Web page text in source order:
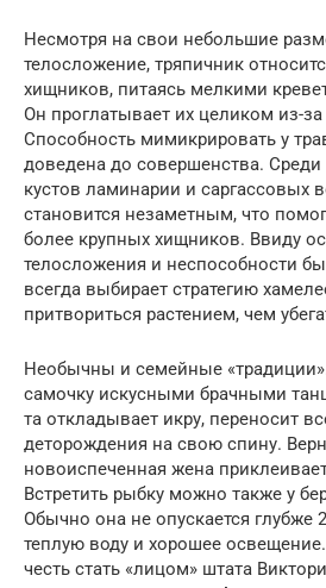
Несмотря на свои небольшие
телосложение, тряпичник
хищников, питаясь мелкими
Он проглатывает их целиком из-за
Способность мимикрировать у
доведена до совершенства.
кустов ламинарии и саргассовых
становится незаметным, что
более крупных хищников. Ввиду
телосложения и неспособности
всегда выбирает стратегию
притвориться растением, чем
Необычны и семейные
самочку искусными брачными
та откладывает икру, переносит
деторождения на свою спину.
новоиспеченная жена
Встретить рыбку можно также у
Обычно она не опускается глубже
теплую воду и хорошее
честь стать «лицом» штата